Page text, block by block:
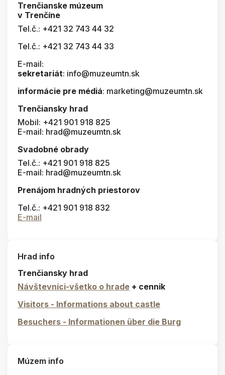
Trenčianske múzeum
v Trenčíne
Tel.č.: +421 32 743 44 32
Tel.č.: +421 32 743 44 33
E-mail:
sekretariát: info@muzeumtn.sk
informácie pre médiá: marketing@muzeumtn.sk
Trenčiansky hrad
Mobil: +421 901 918 825
E-mail: hrad@muzeumtn.sk
Svadobné obrady
Tel.č.: +421 901 918 825
E-mail: hrad@muzeumtn.sk
Prenájom hradných priestorov
Tel.č.: +421 901 918 832
E-mail
Hrad info
Trenčiansky hrad
Návštevníci-všetko o hrade + cennik
Visitors - Informations about castle
Besuchers - Informationen über die Burg
Múzem info